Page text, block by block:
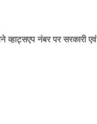
नंबर पर सरकारी एवं